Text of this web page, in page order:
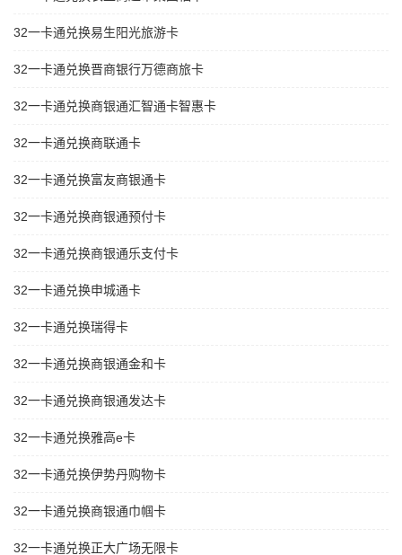
32一卡通兑换易生阳光旅游卡
32一卡通兑换晋商银行万德商旅卡
32一卡通兑换商银通汇智通卡智惠卡
32一卡通兑换商联通卡
32一卡通兑换富友商银通卡
32一卡通兑换商银通预付卡
32一卡通兑换商银通乐支付卡
32一卡通兑换申城通卡
32一卡通兑换瑞得卡
32一卡通兑换商银通金和卡
32一卡通兑换商银通发达卡
32一卡通兑换雅高e卡
32一卡通兑换伊势丹购物卡
32一卡通兑换商银通巾帼卡
32一卡通兑换正大广场无限卡